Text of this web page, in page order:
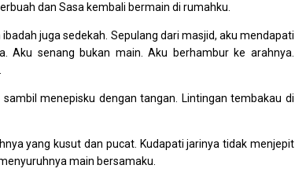
dan Sasa kembali bermain di rumahku.
juga sedekah. Sepulang dari masjid, aku mendapati
Aku senang bukan main. Aku berhambur ke arahnya.
menepisku dengan tangan. Lintingan tembakau di
yang kusut dan pucat. Kudapati jarinya tidak menjepit
main bersamaku.